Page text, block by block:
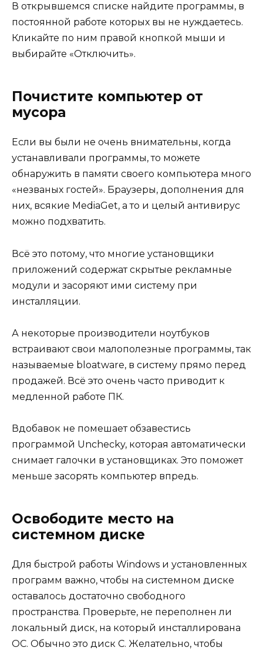
В открывшемся списке найдите программы, в
постоянной работе которых вы не нуждаетесь.
Кликайте по ним правой кнопкой мыши и
выбирайте «Отключить».
Почистите компьютер от
мусора
Если вы были не очень внимательны, когда
устанавливали программы, то можете
обнаружить в памяти своего компьютера много
«незваных гостей». Браузеры, дополнения для
них, всякие MediaGet, а то и целый антивирус
можно подхватить.
Всё это потому, что многие установщики
приложений содержат скрытые рекламные
модули и засоряют ими систему при
инсталляции.
А некоторые производители ноутбуков
встраивают свои малополезные программы, так
называемые bloatware, в систему прямо перед
продажей. Всё это очень часто приводит к
медленной работе ПК.
Вдобавок не помешает обзавестись
программой Unchecky, которая автоматически
снимает галочки в установщиках. Это поможет
меньше засорять компьютер впредь.
Освободите место на
системном диске
Для быстрой работы Windows и установленных
программ важно, чтобы на системном диске
оставалось достаточно свободного
пространства. Проверьте, не переполнен ли
локальный диск, на который инсталлирована
ОС. Обычно это диск C. Желательно, чтобы